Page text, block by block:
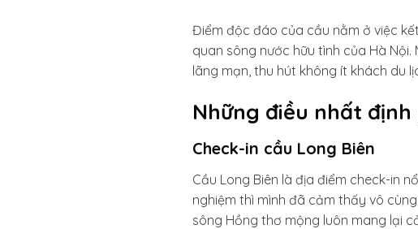
Điểm độc đáo của cầu nằm ở việc
quan sông nước hữu tình của Hà
lãng mạn, thu hút không ít khách du
Những điều nhất
Check-in cầu Long Biên
Cầu Long Biên là địa điểm check-in
nghiệm thì mình đã cảm thấy vô
sông Hồng thơ mộng luôn mang lại